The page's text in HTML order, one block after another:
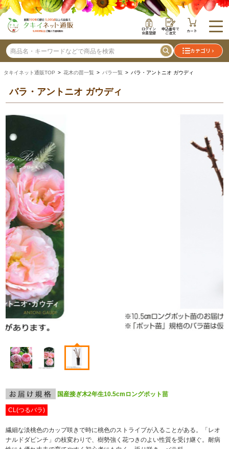
ログイン
会員登録
申込番号で
ご注文 カート
カテゴリ
タキイネット通販TOP > 花木の苗一覧 > バラ一覧 > バラ・アントニオ ガウディ
バラ・アントニオ ガウディ
国産接ぎ木2年生10.5cmロングポット苗
CL(つるバラ)
繊細な淡桃色のカップ咲きで時に桃色のストライプが入ることがある。「レオ
ナルドダビンチ」の枝変わりで、樹勢強く花つきのよい性質を受け継ぐ。耐病